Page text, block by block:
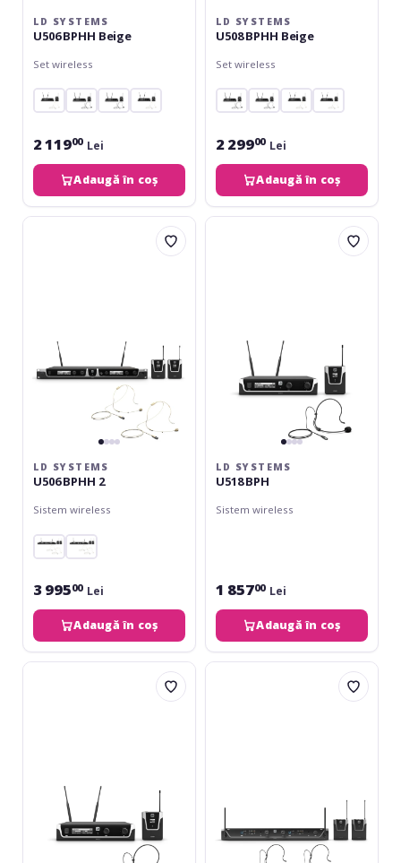
LD SYSTEMS
U506 BPHH Beige
Set wireless
2 11900 Lei
Adaugă în coș
LD SYSTEMS
U508 BPHH Beige
Set wireless
2 29900 Lei
Adaugă în coș
LD
LD SYSTEMS
U506 BPHH 2
Sistem wireless
3 99500 Lei
Adaugă în coș
LD
LD SYSTEMS
U518 BPH
Sistem wireless
1 85700 Lei
Adaugă în coș
LD
LD